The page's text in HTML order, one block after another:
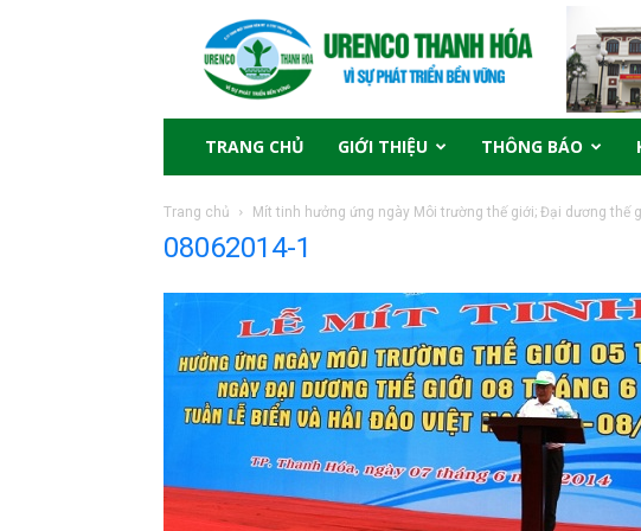
TRANG CHỦ GIỚI THIỆU THÔNG BÁO
Trang chủ Mít tinh hưởng ứng ngày Môi trường thế giới; Đại dương thế
08062014-1